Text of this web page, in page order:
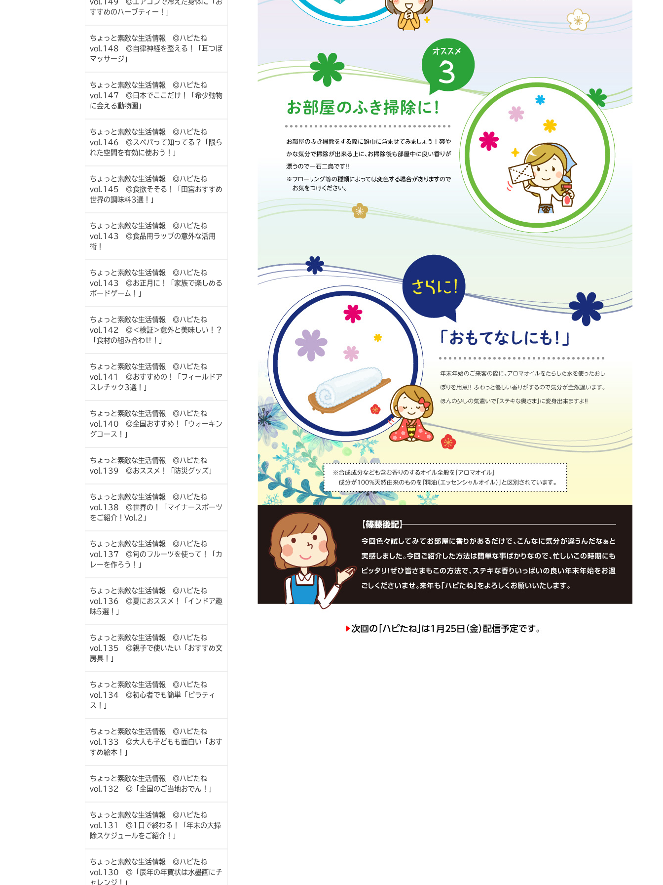
vol.149 ◎エアコンで冷えた身体に「お
すすめのハーブティー！」
ちょっと素敵な生活情報 ◎ハピたね
vol.148 ◎自律神経を整える！「耳つぼ
マッサージ」
ちょっと素敵な生活情報 ◎ハピたね
vol.147 ◎日本でここだけ！「希少動物
に会える動物園」
ちょっと素敵な生活情報 ◎ハピたね
vol.146 ◎スペパって知ってる？「限ら
れた空間を有効に使おう！」
ちょっと素敵な生活情報 ◎ハピたね
vol.145 ◎食欲そそる！「田宮おすすめ
世界の調味料3選！」
ちょっと素敵な生活情報 ◎ハピたね
vol.143 ◎食品用ラップの意外な活用
術！
ちょっと素敵な生活情報 ◎ハピたね
vol.143 ◎お正月に！「家族で楽しめる
ボードゲーム！」
ちょっと素敵な生活情報 ◎ハピたね
vol.142 ◎＜検証＞意外と美味しい！？
「食材の組み合わせ！」
ちょっと素敵な生活情報 ◎ハピたね
vol.141 ◎おすすめの！「フィールドア
スレチック3選！」
ちょっと素敵な生活情報 ◎ハピたね
vol.140 ◎全国おすすめ！「ウォーキン
グコース！」
ちょっと素敵な生活情報 ◎ハピたね
vol.139 ◎おススメ！「防災グッズ」
ちょっと素敵な生活情報 ◎ハピたね
vol.138 ◎世界の！「マイナースポーツ
をご紹介！Vol.2」
ちょっと素敵な生活情報 ◎ハピたね
vol.137 ◎旬のフルーツを使って！「カ
レーを作ろう！」
ちょっと素敵な生活情報 ◎ハピたね
vol.136 ◎夏におススメ！「インドア趣
味5選！」
ちょっと素敵な生活情報 ◎ハピたね
vol.135 ◎親子で使いたい「おすすめ文
房具！」
ちょっと素敵な生活情報 ◎ハピたね
vol.134 ◎初心者でも簡単「ピラティ
ス！」
ちょっと素敵な生活情報 ◎ハピたね
vol.133 ◎大人も子どもも面白い「おす
すめ絵本！」
ちょっと素敵な生活情報 ◎ハピたね
vol.132 ◎「全国のご当地おでん！」
ちょっと素敵な生活情報 ◎ハピたね
vol.131 ◎1日で終わる！「年末の大掃
除スケジュールをご紹介！」
ちょっと素敵な生活情報 ◎ハピたね
vol.130 ◎「辰年の年賀状は水墨画にチ
ャレンジ！」